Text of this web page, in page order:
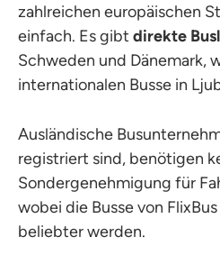
zahlreichen europäischen
einfach. Es gibt direkte
Schweden und Dänemark,
internationalen Busse in
Ausländische
registriert sind, benötigen
Sondergenehmigung für
wobei die Busse von
beliebter werden.